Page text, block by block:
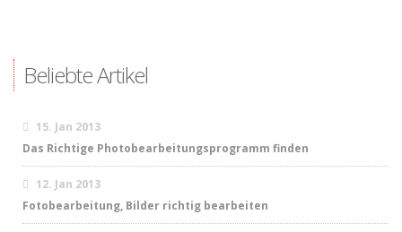
Beliebte Artikel
15. Jan 2013
Das Richtige Photobearbeitungsprogramm finden
12. Jan 2013
Fotobearbeitung, Bilder richtig bearbeiten